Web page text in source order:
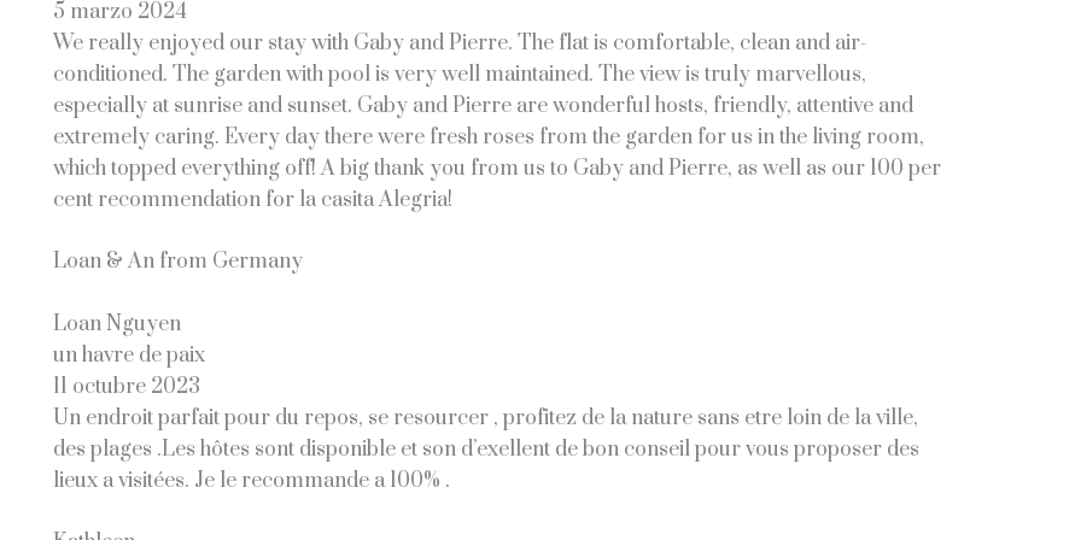
5 marzo 2024
We really enjoyed our stay with Gaby and Pierre. The flat is comfortable, clean and air-
conditioned. The garden with pool is very well maintained. The view is truly marvellous,
especially at sunrise and sunset. Gaby and Pierre are wonderful hosts, friendly, attentive and
extremely caring. Every day there were fresh roses from the garden for us in the living room,
which topped everything off! A big thank you from us to Gaby and Pierre, as well as our 100 per
cent recommendation for la casita Alegria!
Loan & An from Germany
Loan Nguyen
un havre de paix
11 octubre 2023
Un endroit parfait pour du repos, se resourcer , profitez de la nature sans etre loin de la ville,
des plages .Les hôtes sont disponible et son d’exellent de bon conseil pour vous proposer des
lieux a visitées. Je le recommande a 100% .